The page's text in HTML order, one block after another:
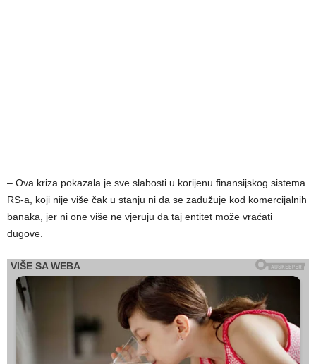
– Ova kriza pokazala je sve slabosti u korijenu finansijskog sistema
RS-a, koji nije više čak u stanju ni da se zadužuje kod komercijalnih
banaka, jer ni one više ne vjeruju da taj entitet može vraćati
dugove.